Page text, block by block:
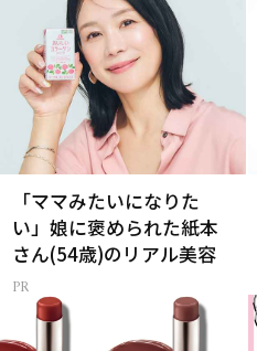
「ママみたいになりた
い」娘に褒められた紙本
さん(54歳)のリアル美容